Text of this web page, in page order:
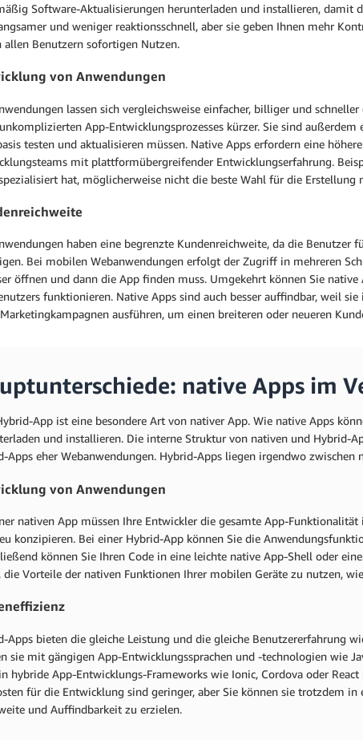
Software-Aktualisierungen herunterladen und installieren, damit
und weniger reaktionsschnell, aber sie geben Ihnen mehr
allen Benutzern sofortigen Nutzen.
von Anwendungen
lassen sich vergleichsweise einfacher, billiger und
App-Entwicklungsprozesses kürzer. Sie sind
testen und aktualisieren müssen. Native Apps erfordern eine
mit plattformübergreifender Entwicklungserfahrung.
hat, möglicherweise nicht die beste Wahl für die Erstellung
haben eine begrenzte Kundenreichweite, da die
Bei mobilen Webanwendungen erfolgt der Zugriff in mehreren
öffnen und dann die App finden muss. Umgekehrt können Sie
funktionieren. Native Apps sind auch besser auffindbar, weil
ausführen, um einen breiteren oder neueren
native Apps im
App ist eine besondere Art von nativer App. Wie native Apps
und installieren. Die interne Struktur von nativen und Hybrid-
Apps eher Webanwendungen. Hybrid-Apps liegen irgendwo zwischen
von Anwendungen
nativen App müssen Ihre Entwickler die gesamte App-
konzipieren. Bei einer Hybrid-App können Sie die
können Sie Ihren Code in eine leichte native App-Shell oder
die Vorteile der nativen Funktionen Ihrer mobilen Geräte zu nutzen,
Apps bieten die gleiche Leistung und die gleiche Benutzererfahrung
sie mit gängigen App-Entwicklungssprachen und -technologien wie
hybride App-Entwicklungs-Frameworks wie Ionic, Cordova oder
für die Entwicklung sind geringer, aber Sie können sie trotzdem
und Auffindbarkeit zu erzielen.